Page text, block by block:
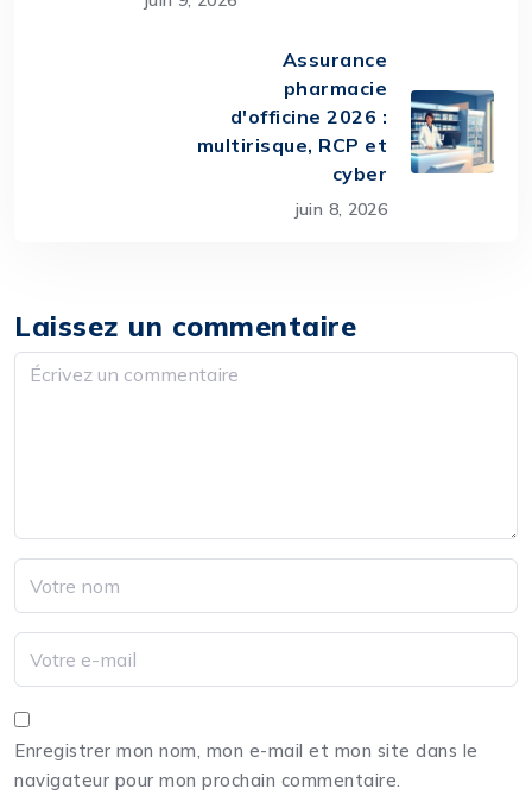
Assurance
pharmacie
d'officine 2026 :
multirisque, RCP et
cyber
juin 8, 2026
Laissez un commentaire
Enregistrer mon nom, mon e-mail et mon site dans le
navigateur pour mon prochain commentaire.